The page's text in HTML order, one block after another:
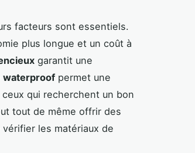
facteurs sont essentiels.
plus longue et un coût à
garantit une
waterproof permet une
qui recherchent un bon
tout de même offrir des
les matériaux de